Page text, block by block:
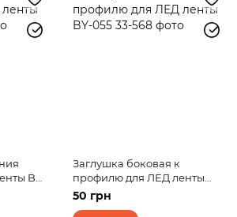
BY-
Заглушка боковая к
профилю для ЛЕД ленты
BY-055
50 грн